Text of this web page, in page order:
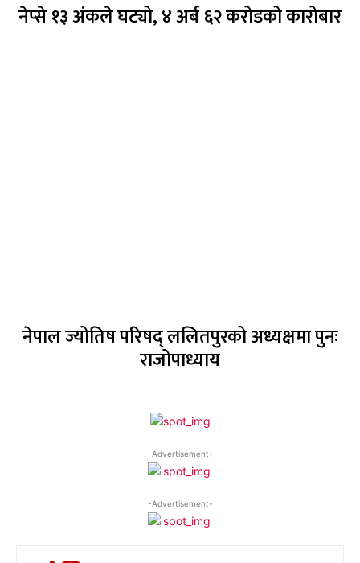
नेप्से १३ अंकले घट्यो, ४ अर्ब ६२ करोडको कारोबार
नेपाल ज्योतिष परिषद् ललितपुरको अध्यक्षमा पुनः
राजोपाध्याय
-Advertisement-
-Advertisement-